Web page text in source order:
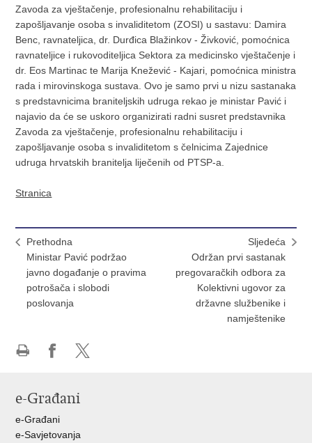
Zavoda za vještačenje, profesionalnu rehabilitaciju i
zapošljavanje osoba s invaliditetom (ZOSI) u sastavu: Damira
Benc, ravnateljica, dr. Durđica Blažinkov - Živković, pomoćnica
ravnateljice i rukovoditeljica Sektora za medicinsko vještačenje i
dr. Eos Martinac te Marija Knežević - Kajari, pomoćnica ministra
rada i mirovinskoga sustava. Ovo je samo prvi u nizu sastanaka
s predstavnicima braniteljskih udruga rekao je ministar Pavić i
najavio da će se uskoro organizirati radni susret predstavnika
Zavoda za vještačenje, profesionalnu rehabilitaciju i
zapošljavanje osoba s invaliditetom s čelnicima Zajednice
udruga hrvatskih branitelja liječenih od PTSP-a.
Stranica
Prethodna
Ministar Pavić podržao
javno događanje o pravima
potrošača i slobodi
poslovanja
Sljedeća
Održan prvi sastanak
pregovaračkih odbora za
Kolektivni ugovor za
državne službenike i
namještenike
Facebooku
X-
e-Građani
e-Građani
e-Savjetovanja